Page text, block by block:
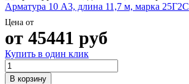
Арматура 10 А3, длина 11,7 м, марка 25Г2С
Цена от
от 45441 руб
Купить в один клик
В корзину